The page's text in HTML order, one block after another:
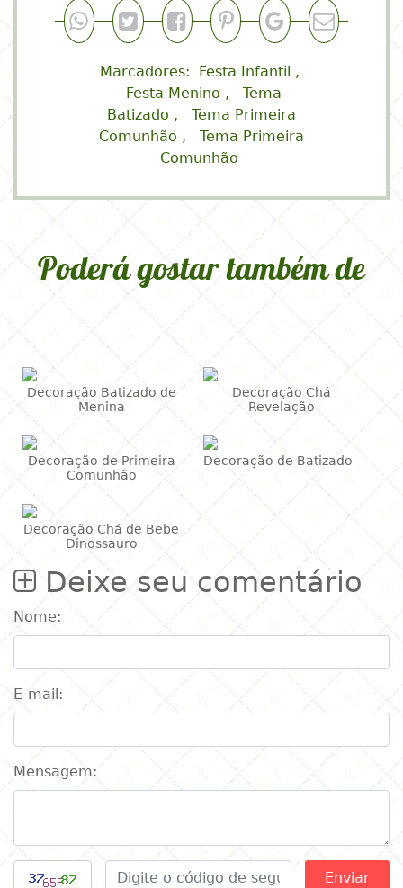
Marcadores:
Festa Infantil
Festa Menino
Tema
Batizado
Tema Primeira
Comunhão
Tema Primeira
Comunhão
Poderá gostar também de
Decoração Batizado de
Menina
Decoração Chá
Revelação
Decoração de Primeira
Comunhão
Decoração de Batizado
Decoração Chá de Bebe
Dinossauro
Deixe seu comentário
Nome:
E-mail:
Mensagem:
Enviar